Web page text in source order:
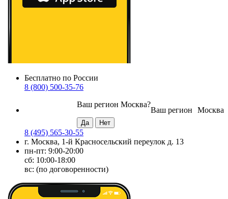
Бесплатно по России
8 (800) 500-35-76
Москва
Ваш регион
Ваш регион Москва?
8 (495) 565-30-55
г. Москва, 1-й Красносельский переулок д. 13
пн-пт: 9:00-20:00
сб: 10:00-18:00
вс: (по договоренности)